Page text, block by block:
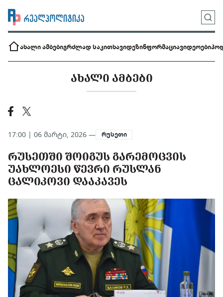
ახალი ამბებიგრძლად საკითხავიდეზინფორმაციავიდეოები
ᲐᲮᲐᲚᲘ ᲐᲛᲑᲔᲑᲘ
17:00 | 06 მარტი, 2026 — რუსეთი
ᲠᲣᲡᲔᲗᲨᲘ ᲨᲝᲘᲒᲣᲡ ᲒᲐᲠᲔᲛᲝᲪᲕᲘᲡ
ᲣᲐᲮᲚᲝᲔᲡᲘ ᲬᲔᲕᲠᲘ ᲠᲣᲡᲚᲐᲜ
ᲪᲐᲚᲘᲙᲝᲕᲘ ᲓᲐᲐᲙᲐᲕᲔᲡ